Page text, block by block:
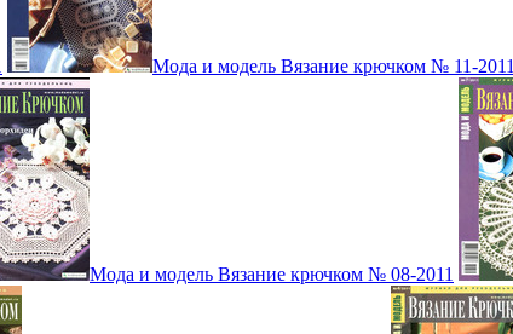
Мода и модель Вязание крючком № 11-2011
Мода и модель Вязание крючком № 08-2011